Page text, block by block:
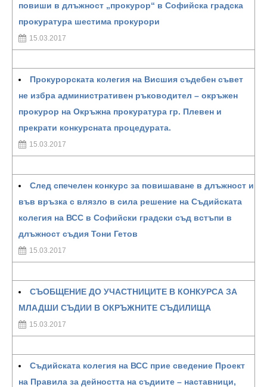
повиши в длъжност „прокурор“ в Софийска градска
прокуратура шестима прокурори
15.03.2017
Прокурорската колегия на Висшия съдебен съвет
не избра административен ръководител – окръжен
прокурор на Окръжна прокуратура гр. Плевен и
прекрати конкурсната процедурата.
15.03.2017
След спечелен конкурс за повишаване в длъжност и
във връзка с влязло в сила решение на Съдийската
колегия на ВСС в Софийски градски съд встъпи в
длъжност съдия Тони Гетов
15.03.2017
СЪОБЩЕНИЕ ДО УЧАСТНИЦИТЕ В КОНКУРСА ЗА
МЛАДШИ СЪДИИ В ОКРЪЖНИТЕ СЪДИЛИЩА
15.03.2017
Съдийската колегия на ВСС прие сведение Проект
на Правила за дейността на съдиите – наставници,